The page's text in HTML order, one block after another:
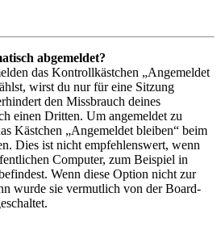
abgemeldet?
das Kontrollkästchen „Angemeldet
wirst du nur für eine Sitzung
den Missbrauch deines
einen Dritten. Um angemeldet zu
Kästchen „Angemeldet bleiben“ beim
Dies ist nicht empfehlenswert, wenn
Computer, zum Beispiel in
Wenn diese Option nicht zur
wurde sie vermutlich von der Board-